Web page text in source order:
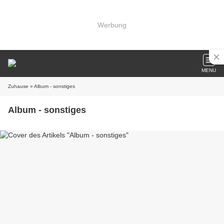
Werbung
MENU
Zuhause » Album - sonstiges
Album - sonstiges